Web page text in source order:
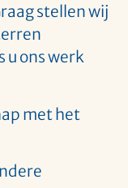
stellen wij
u ons werk
met het